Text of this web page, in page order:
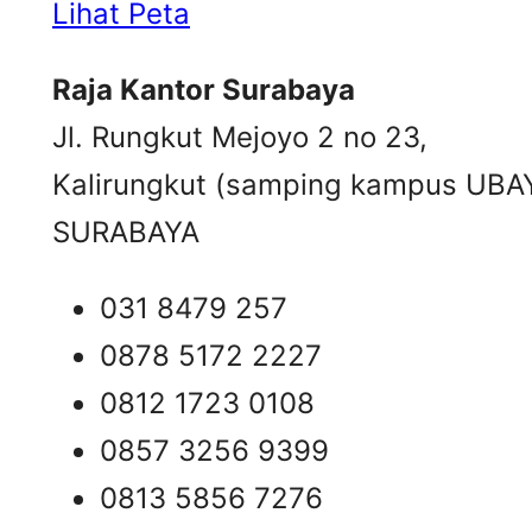
Lihat Peta
Raja Kantor Surabaya
Jl. Rungkut Mejoyo 2 no 23,
Kalirungkut (samping kampus
SURABAYA
031 8479 257
0878 5172 2227
0812 1723 0108
0857 3256 9399
0813 5856 7276